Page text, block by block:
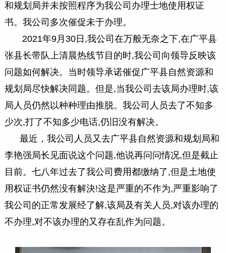
和规划局并未按照程序为我公司办理士地使用权证
书。我公司多次催促未于办理。
2021年9月30日,我公司在万般无奈之下,在广平县
张县长带队上清晨热线节目的时,我公司向领导反映该
问题如何解决。当时领导承诺催促广平县自然资源和
规划局尽快解决同题。但是,当我公司去该局办理时,该
局人员仍然以种种理由推脱。我公司人员去了不知多
少次,打了不知多少电话,仍旧没有解决。
最近，我公司人员又去广平县自然资源和规划局和
李艳强局长见面说这个问题,他说再问问情况,但是截止
目前。七八年过去了我公司费用都缴纳了,但是土地使
用权证书仍然没有解決!这是严重的不作为,严重影响了
我公司的正常发展经了解,该局及有关人员,对该办理的
不办理,对不该办理的又存在乱作为问题。